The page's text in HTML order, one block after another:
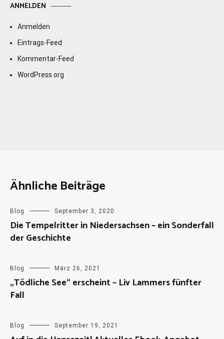
ANMELDEN
Anmelden
Eintrags-Feed
Kommentar-Feed
WordPress.org
Ähnliche Beiträge
Blog September 3, 2020
Die Tempelritter in Niedersachsen – ein Sonderfall
der Geschichte
Blog März 26, 2021
„Tödliche See“ erscheint – Liv Lammers fünfter
Fall
Blog September 19, 2021